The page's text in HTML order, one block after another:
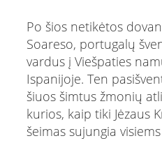
Po šios netikėtos
Soareso, portugalų
vardus į Viešpaties
Ispanijoje. Ten
šiuos šimtus žmonių
kurios, kaip tiki Jėzaus
šeimas sujungia